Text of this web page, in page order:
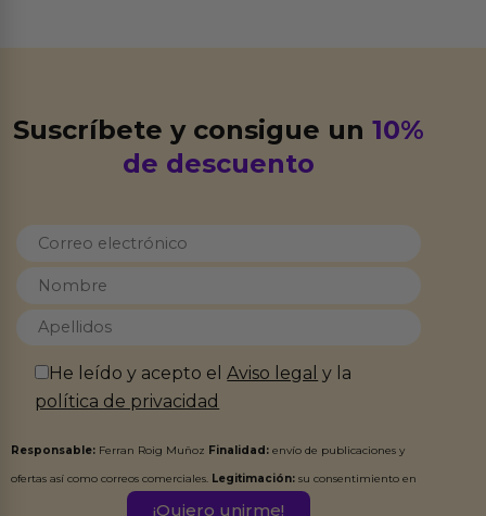
Suscríbete y consigue un10%
de descuento
He leído y acepto elAviso legal y la
política de privacidad
Responsable: Ferran Roig Muñoz Finalidad: envío de publicaciones y
ofertas así como correos comerciales. Legitimación: su consentimiento en
Destinatarios:Ferran Roig Muñoz. Podrás ejercer tus